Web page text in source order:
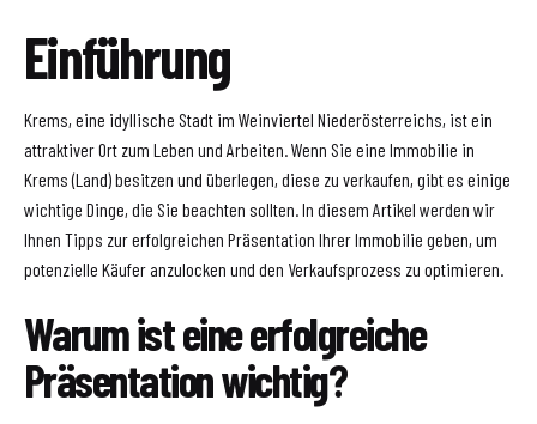
Einführung
Krems, eine idyllische Stadt im Weinviertel Niederösterreichs, ist ein
attraktiver Ort zum Leben und Arbeiten. Wenn Sie eine Immobilie in
Krems (Land) besitzen und überlegen, diese zu verkaufen, gibt es einige
wichtige Dinge, die Sie beachten sollten. In diesem Artikel werden wir
Ihnen Tipps zur erfolgreichen Präsentation Ihrer Immobilie geben, um
potenzielle Käufer anzulocken und den Verkaufsprozess zu optimieren.
Warum ist eine erfolgreiche
Präsentation wichtig?